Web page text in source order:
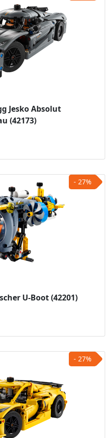
Jesko Absolut
(42173)
- 27%
U-Boot (42201)
- 27%